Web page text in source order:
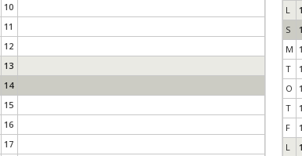
10
11
12
13
14
15
16
17
L
S
M
T
O
T
F
L